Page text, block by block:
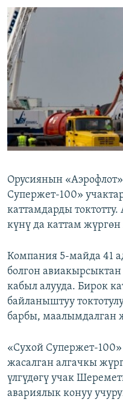
ДАНИСТЕ
ЭЖЕ-СИҢДИЛЕР
АЗАТТЫК+
Русский
ОНЛАЙН ШЕРИНЕ
ЭЕ/АРнун бардык
Орусиянын
Супержет-100»
каттамдарды
күнү да каттам
Компания 5-майда 41
болгон
кабыл алууда. Бирок
байланыштуу
барбы, маалымдалган
«Сухой Супержет-100»
жасалган алгачкы
үлгүдөгү учак
авариялык конуу